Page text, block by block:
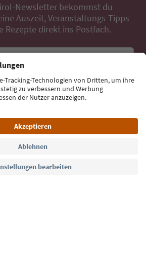
Newsletter bekommst du
Auszeit, Veranstaltungs-Tipps
Rezepte direkt ins Postfach.
Jetzt anmelden